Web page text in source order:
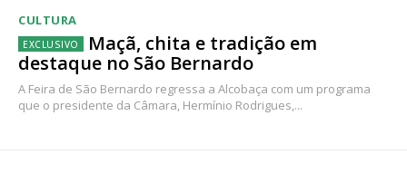
CULTURA
Maçã, chita e tradição em
destaque no São Bernardo
A Feira de São Bernardo regressa a Alcobaça com um programa
que o presidente da Câmara, Hermínio Rodrigues,...